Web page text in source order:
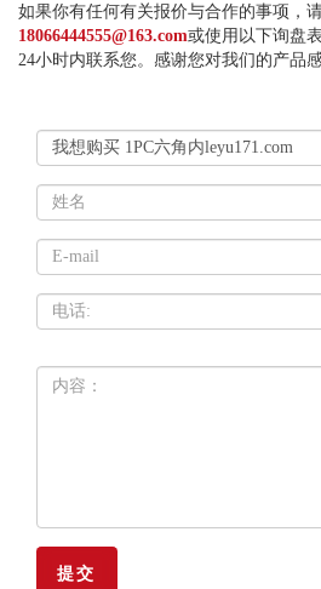
如果你有任何有关报价与合作的事项，
18066444555@163.com或使用以下询盘
24小时内联系您。感谢您对我们的产品感